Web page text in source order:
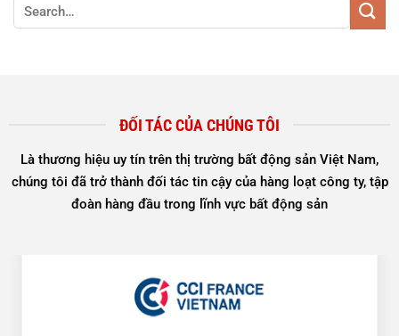
ĐỐI TÁC CỦA CHÚNG TÔI
Là thương hiệu uy tín trên thị trường bất động sản Việt Nam,
chúng tôi đã trở thành đối tác tin cậy của hàng loạt công ty, tập
đoàn hàng đầu trong lĩnh vực bất động sản